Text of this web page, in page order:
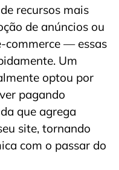
recursos mais
de anúncios ou
commerce — essas
Um
optou por
pagando
que agrega
site, tornando
com o passar do